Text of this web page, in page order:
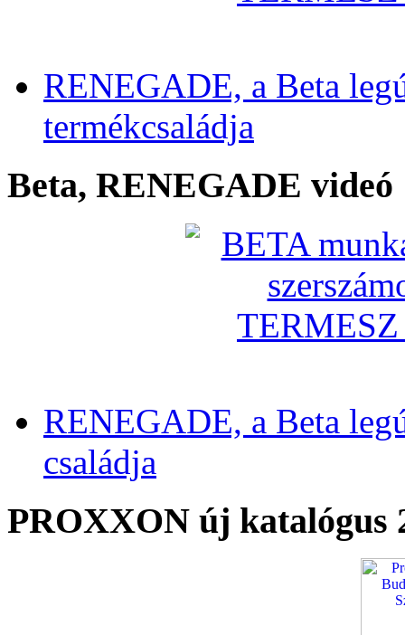
RENEGADE, a Beta
termékcsaládja
Beta, RENEGADE videó
RENEGADE, a Beta
családja
PROXXON új katalógus